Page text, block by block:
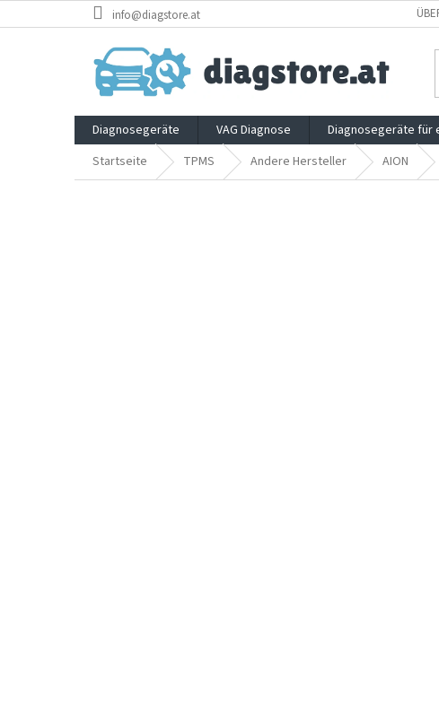
Inhalt
info@diagstore.at
Diagnosegeräte VAG Diagnose Diagnosegeräte für
Startseite
TPMS Andere Hersteller AION